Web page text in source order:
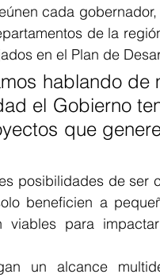
cada
de la
en el Plan de
hablando de
el Gobierno
que
posibilidades de ser
beneficien a
viables para
un alcance